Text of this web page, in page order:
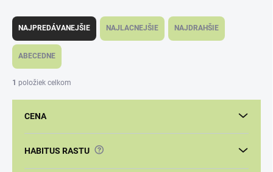
R
d
n
i
NAJPREDÁVANEJŠIE NAJLACNEJŠIE NAJDRAHŠIE
ABECEDNE
1 položiek celkom
CENA
HABITUS RASTU ?